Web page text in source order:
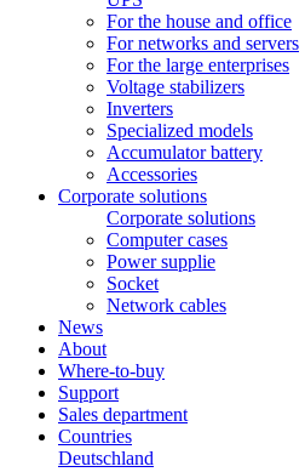
For the house and office
For networks and servers
For the large enterprises
Voltage stabilizers
Inverters
Specialized models
Accumulator battery
Accessories
Corporate solutions
Corporate solutions
Computer cases
Power supplie
Socket
Network cables
News
About
Where-to-buy
Support
Sales department
Countries
Deutschland